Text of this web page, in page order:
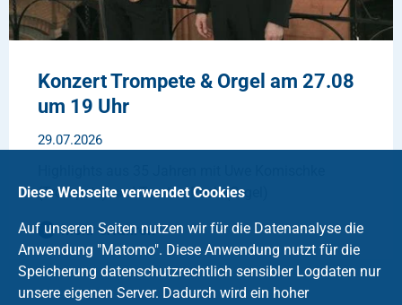
Konzert Trompete & Orgel am 27.08
um 19 Uhr
29.07.2026
(Trompete) und Torsten Pech (Orgel)
Mehr erfahren
Diese Webseite verwendet Cookies
Auf unseren Seiten nutzen wir für die Datenanalyse die
Anwendung "Matomo". Diese Anwendung nutzt für die
Speicherung datenschutzrechtlich sensibler Logdaten nur
unsere eigenen Server. Dadurch wird ein hoher